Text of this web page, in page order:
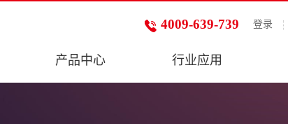
登录
4009-639-739
产品中心 行业应用